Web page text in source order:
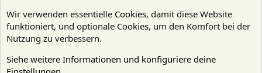
Wir verwenden essentielle Cookies, damit diese Website
funktioniert, und optionale Cookies, um den Komfort bei der
Nutzung zu verbessern.
Siehe weitere Informationen und konfiguriere deine